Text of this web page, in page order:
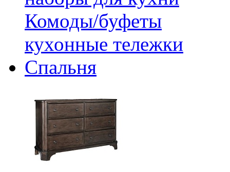
Комоды/буфеты
кухонные тележки
Спальня